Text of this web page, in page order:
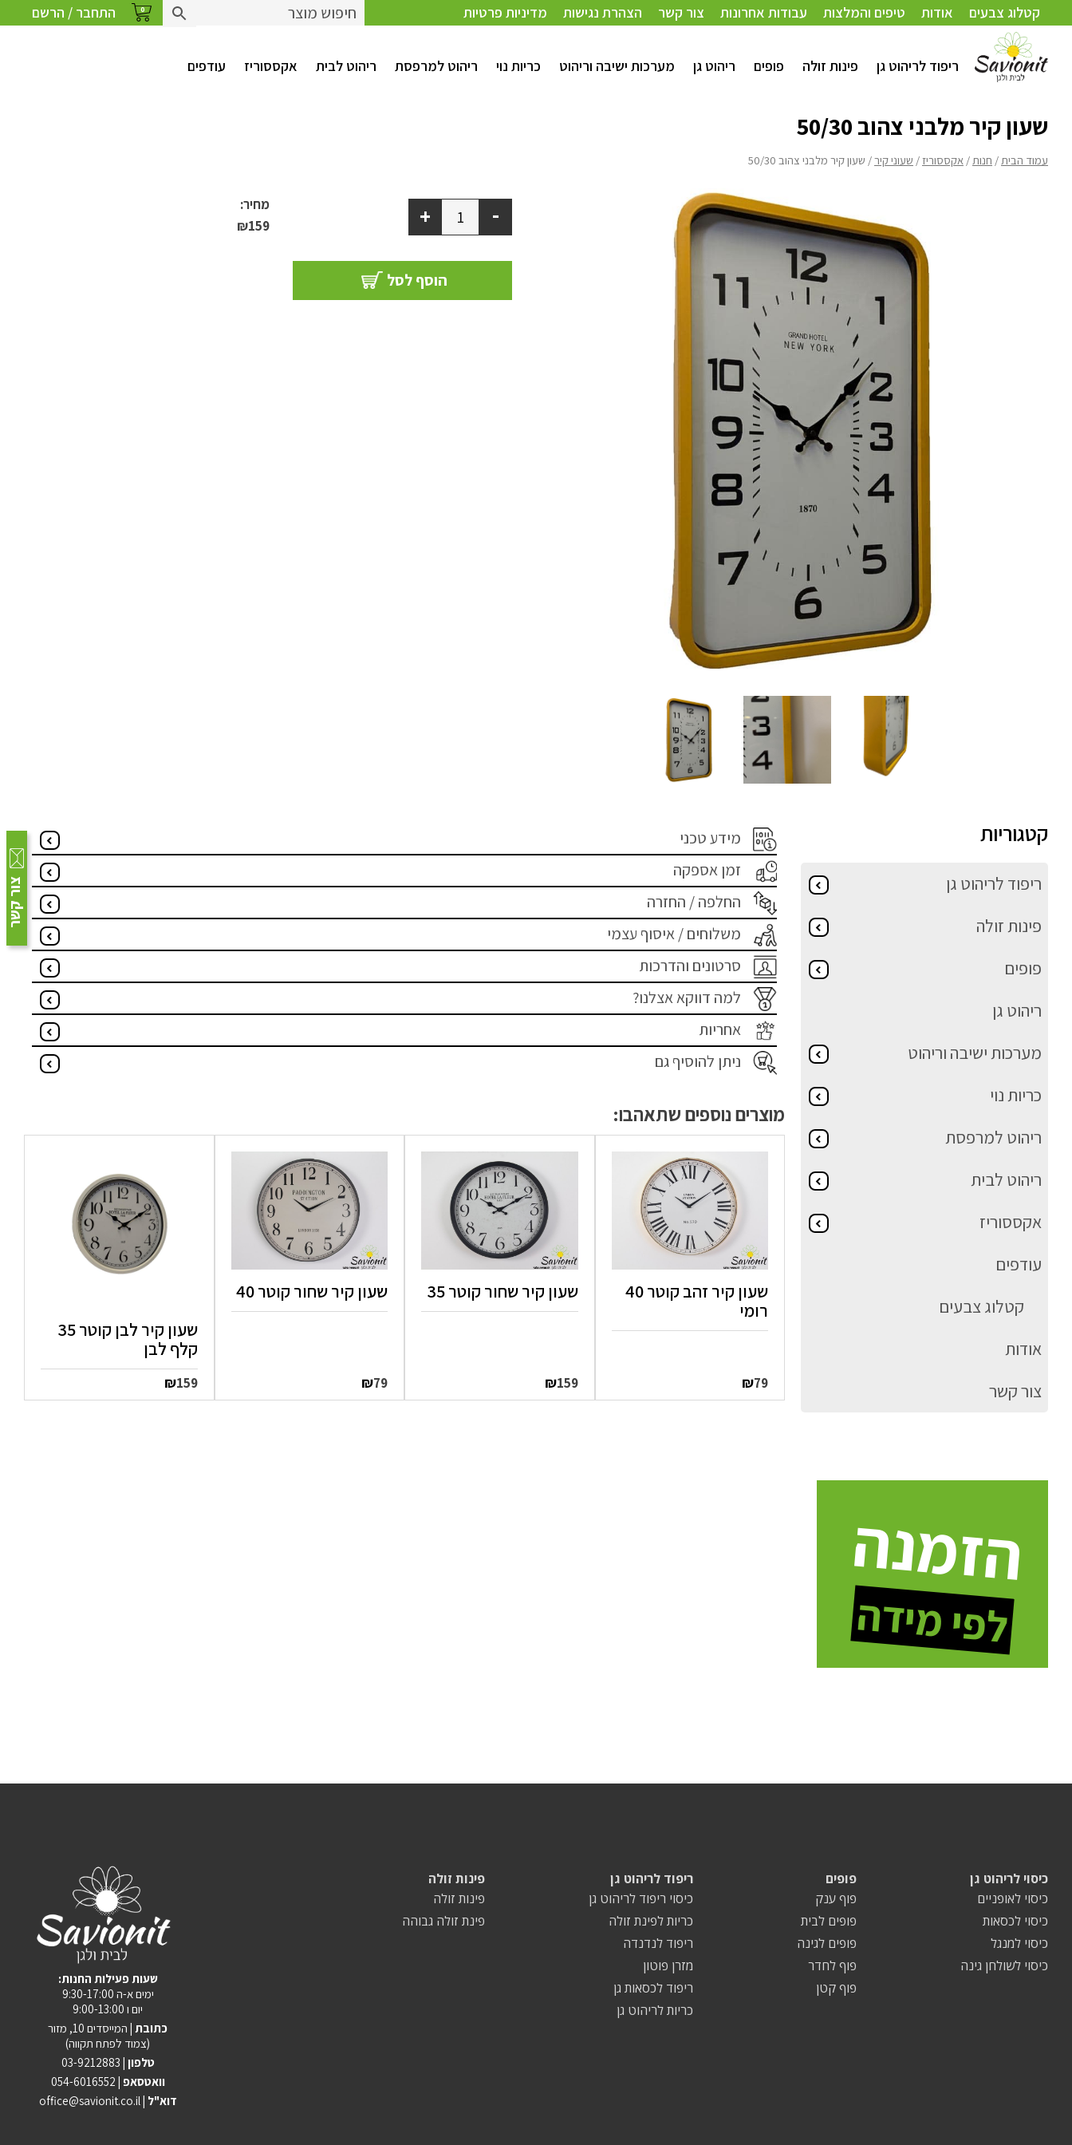
צור קשר
התחבר / הרשם 0 קטלוג צבעים אודות טיפים והמלצות עבודות אחרונות צור קשר הצהרת נגישות מדיניות פרטיות
ריפוד לריהוט גן פינות זולה פופים ריהוט גן מערכות ישיבה וריהוט כריות נוי ריהוט למרפסת ריהוט לבית אקססוריז עודפים
עמוד הבית/חנות/אקססוריז/שעוני קיר/ שעון קיר מלבני צהוב 50/30
שעון קיר מלבני צהוב 50/30
עמוד הבית/ חנות/ אקססוריז/ שעוני קיר/ שעון קיר מלבני צהוב 50/30
-
+
מחיר:
₪159
הוסף לסל
מידע טכני
זמן אספקה
החלפה / החזרה
משלוחים / איסוף עצמי
סרטונים והדרכות
למה דווקא אצלנו?
אחריות
ניתן להוסיף גם
מוצרים נוספים שתאהבו:
שעון קיר זהב קוטר 40
רומי
₪79
שעון קיר שחור קוטר 35
₪159
שעון קיר שחור קוטר 40
₪79
שעון קיר לבן קוטר 35
קלף לבן
₪159
קטגוריות
ריפוד לריהוט גן
פינות זולה
פופים
ריהוט גן
מערכות ישיבה וריהוט
כריות נוי
ריהוט למרפסת
ריהוט לבית
אקססוריז
עודפים
קטלוג צבעים
אודות
צור קשר
הזמנה
לפי מידה
:שעות פעילות החנות
ימים א-ה 9:30-17:00
יום ו 9:00-13:00
כתובת | המייסדים 10, מזור
(צמוד לפתח תקווה)
טלפון | 03-9212883
וואטסאפ | 054-6016552
office@savionit.co.il | דוא"ל
פינות זולה
פינות זולה
פינת זולה גבוהה
ריפוד לריהוט גן
כיסוי ריפוד לריהוט גן
כריות לפינת זולה
ריפוד לנדנדה
מזרן פוטון
ריפוד לכסאות גן
כריות לריהוט גן
פופים
פוף ענק
פופים לבית
פופים לגינה
פוף לחדר
פוף קטן
כיסוי לריהוט גן
כיסוי לאופניים
כיסוי לכסאות
כיסוי למנגל
כיסוי לשולחן גינה